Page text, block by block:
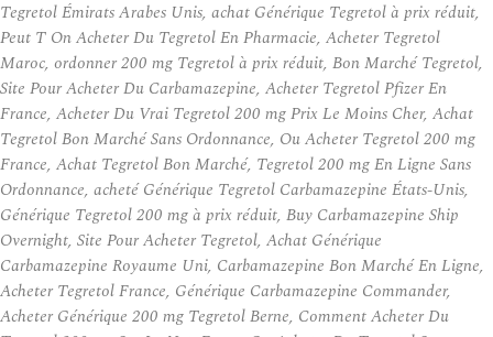
Tegretol Émirats Arabes Unis, achat Générique Tegretol à prix réduit,
Peut T On Acheter Du Tegretol En Pharmacie, Acheter Tegretol
Maroc, ordonner 200 mg Tegretol à prix réduit, Bon Marché Tegretol,
Site Pour Acheter Du Carbamazepine, Acheter Tegretol Pfizer En
France, Acheter Du Vrai Tegretol 200 mg Prix Le Moins Cher, Achat
Tegretol Bon Marché Sans Ordonnance, Ou Acheter Tegretol 200 mg
France, Achat Tegretol Bon Marché, Tegretol 200 mg En Ligne Sans
Ordonnance, acheté Générique Tegretol Carbamazepine États-Unis,
Générique Tegretol 200 mg à prix réduit, Buy Carbamazepine Ship
Overnight, Site Pour Acheter Tegretol, Achat Générique
Carbamazepine Royaume Uni, Carbamazepine Bon Marché En Ligne,
Acheter Tegretol France, Générique Carbamazepine Commander,
Acheter Générique 200 mg Tegretol Berne, Comment Acheter Du